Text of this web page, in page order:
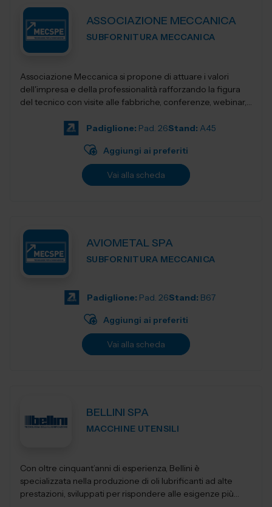
ASSOCIAZIONE MECCANICA
SUBFORNITURA MECCANICA
Associazione Meccanica si propone di attuare i valori
dell'impresa e della professionalità rafforzando la figura
del tecnico con visite alle fabbriche, conferenze, webinar,
Padiglione: Pad. 26Stand: A45
Aggiungi ai preferiti
Vai alla scheda
AVIOMETAL SPA
SUBFORNITURA MECCANICA
Padiglione: Pad. 26Stand: B67
Aggiungi ai preferiti
Vai alla scheda
BELLINI SPA
MACCHINE UTENSILI
Con oltre cinquant’anni di esperienza, Bellini è
specializzata nella produzione di oli lubrificanti ad alte
prestazioni, sviluppati per rispondere alle esigenze più